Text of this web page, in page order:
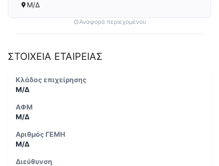
Μ/Δ
Αναφορά περιεχομένου
ΣΤΟΙΧΕΙΑ ΕΤΑΙΡΕΙΑΣ
Κλάδος επιχείρησης
Μ/Δ
ΑΦΜ
Μ/Δ
Αριθμός ΓΕΜΗ
Μ/Δ
Διεύθυνση